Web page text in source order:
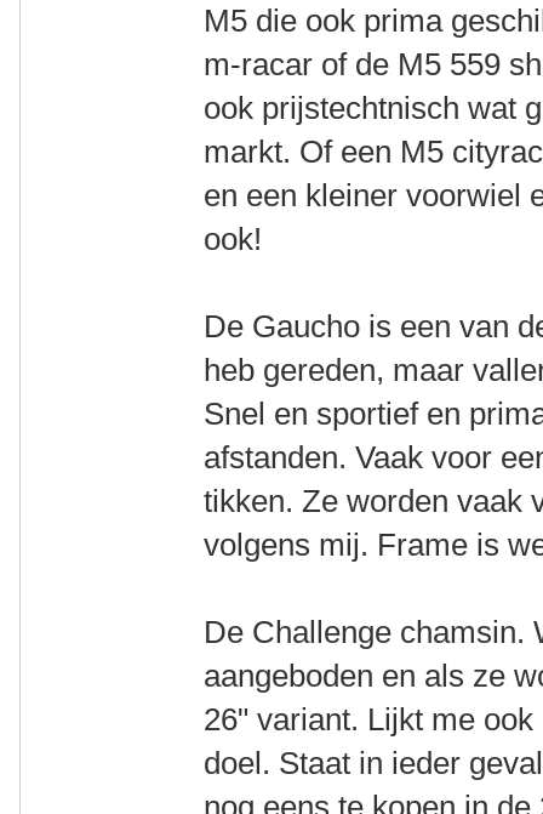
M5 die ook prima
m-racar of de M5 559
ook prijstechtnisch wat
markt. Of een M5
en een kleiner voorwiel
ook!
De Gaucho is een van
heb gereden, maar
Snel en sportief en
afstanden. Vaak voor
tikken. Ze worden vaak
volgens mij. Frame is
De Challenge chamsin.
aangeboden en als ze
26" variant. Lijkt me
doel. Staat in ieder
nog eens te kopen in de